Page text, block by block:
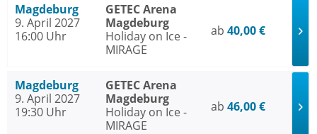
Magdeburg
9. April 2027
16:00 Uhr
GETEC Arena
Magdeburg
Holiday on Ice -
MIRAGE
ab 40,00 €
Magdeburg
9. April 2027
19:30 Uhr
GETEC Arena
Magdeburg
Holiday on Ice -
MIRAGE
ab 46,00 €